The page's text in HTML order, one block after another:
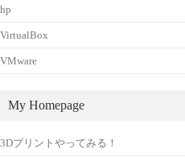
hp
VirtualBox
VMware
My Homepage
3Dプリントやってみる！